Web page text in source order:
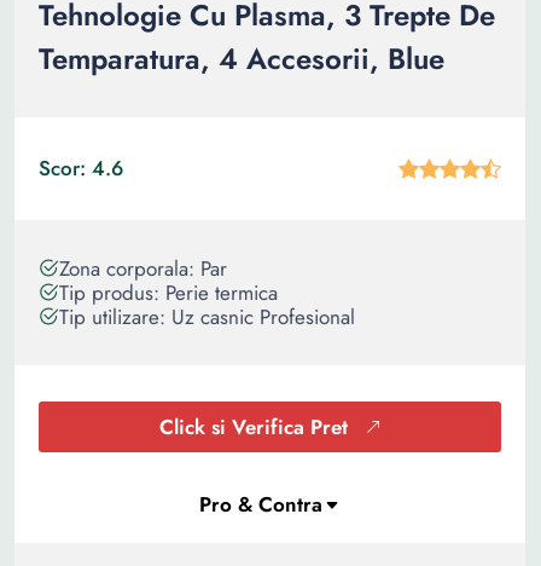
Tehnologie Cu Plasma, 3 Trepte De
Temparatura, 4 Accesorii, Blue
Scor: 4.6
Zona corporala: Par
Tip produs: Perie termica
Tip utilizare: Uz casnic Profesional
Click si Verifica Pret